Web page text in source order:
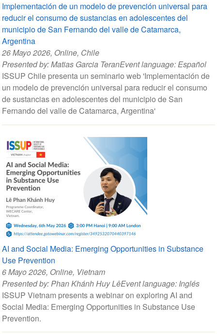
Implementación de un modelo de prevención universal para
reducir el consumo de sustancias en adolescentes del
municipio de San Fernando del valle de Catamarca,
Argentina
26 Mayo 2026, Online, Chile
Presented by:Matias Garcia TeranEvent language:Español
​​​​​​​ISSUP Chile presenta un seminario web 'Implementación de
un modelo de prevención universal para reducir el consumo
de sustancias en adolescentes del municipio de San
Fernando del valle de Catamarca, Argentina'
AI and Social Media: Emerging Opportunities in Substance
Use Prevention
6 Mayo 2026, Online, Vietnam
Presented by:Phan Khánh Huy LêEvent language: Inglés
ISSUP Vietnam presents a webinar on exploring AI and
Social Media: Emerging Opportunities in Substance Use
Prevention.